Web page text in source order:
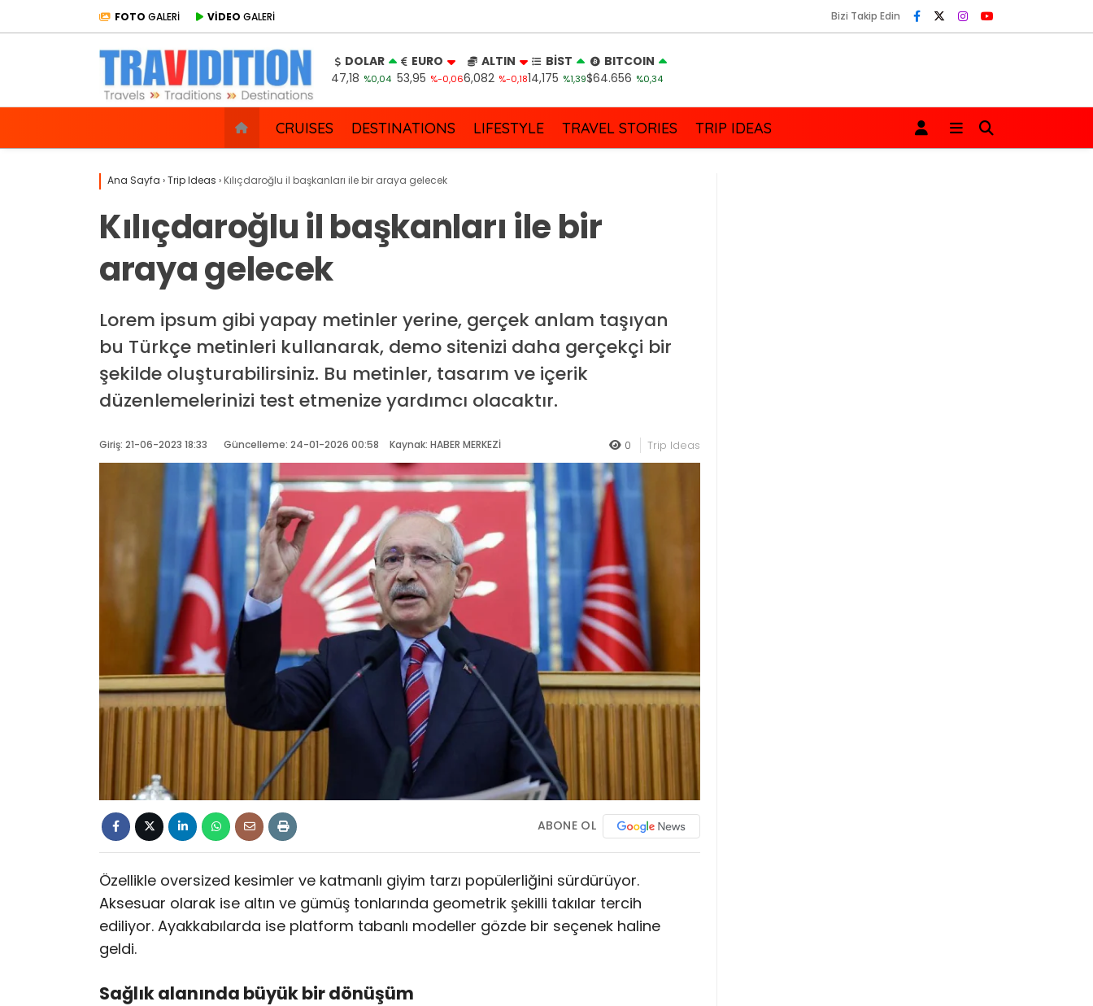
FOTO GALERİ VİDEO GALERİ Bizi Takip Edin
DOLAR
47,18 %0,04
EURO
53,95 %-0,06
ALTIN
6,082 %-0,18
BİST
14,175 %1,39
BITCOIN
$64.656 %0,34
CRUISES DESTINATIONS LIFESTYLE TRAVEL STORIES TRIP IDEAS
Ana Sayfa ›Trip Ideas › Kılıçdaroğlu il başkanları ile bir araya gelecek
Kılıçdaroğlu il başkanları ile bir
araya gelecek
Lorem ipsum gibi yapay metinler yerine, gerçek anlam taşıyan
bu Türkçe metinleri kullanarak, demo sitenizi daha gerçekçi bir
şekilde oluşturabilirsiniz. Bu metinler, tasarım ve içerik
düzenlemelerinizi test etmenize yardımcı olacaktır.
Giriş: 21-06-2023 18:33 Güncelleme: 24-01-2026 00:58 Kaynak: HABER MERKEZİ 0 Trip Ideas
ABONE OL
Özellikle oversized kesimler ve katmanlı giyim tarzı popülerliğini sürdürüyor.
Aksesuar olarak ise altın ve gümüş tonlarında geometrik şekilli takılar tercih
ediliyor. Ayakkabılarda ise platform tabanlı modeller gözde bir seçenek haline
geldi.
Sağlık alanında büyük bir dönüşüm